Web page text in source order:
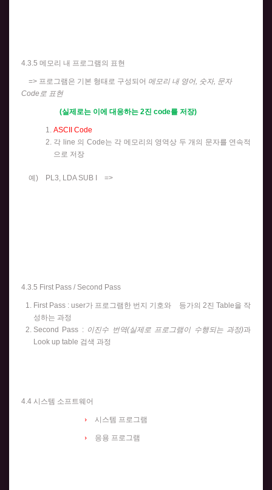
4.3.5 메모리 내 프로그램의 표현
=> 프로그램은 기본 형태로 구성되어 메모리 내 영어, 숫자, 문자
Code로 표현
(실제로는 이에 대응하는 2진 code를 저장)
ASCII Code
각 line 의 Code는 각 메모리의 영역상 두 개의 문자를 연속적
으로 저장
예) PL3, LDA SUB I =>
4.3.5 First Pass / Second Pass
First Pass : user가 프로그램한 번지 기호와 등가의 2진 Table을 작
성하는 과정
Second Pass : 이진수 번역(실제로 프로그램이 수행되는 과정)과
Look up table 검색 과정
4.4 시스템 소프트웨어
시스템 프로그램
응용 프로그램